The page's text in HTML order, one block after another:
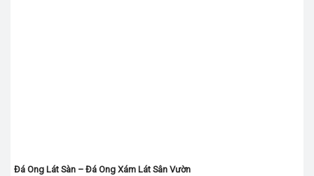
Đá Ong Lát Sàn – Đá Ong Xám Lát Sân Vườn